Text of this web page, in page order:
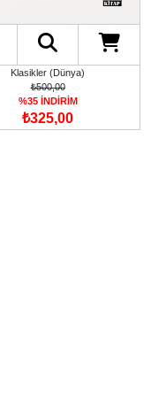
Klasikler (Dünya)
₺500,00
%35 İNDİRİM
₺325,00